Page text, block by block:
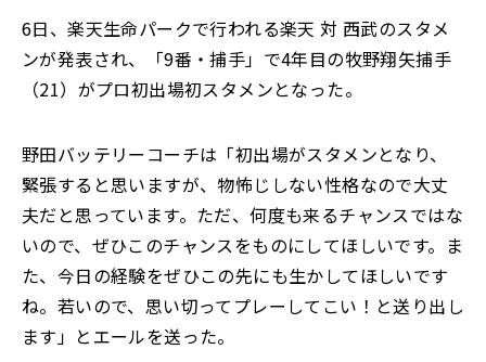
6日、楽天生命パークで行われる楽天 対 西武のスタメ
ンが発表され、「9番・捕手」で4年目の牧野翔矢捕手
（21）がプロ初出場初スタメンとなった。
野田バッテリーコーチは「初出場がスタメンとなり、
緊張すると思いますが、物怖じしない性格なので大丈
夫だと思っています。ただ、何度も来るチャンスではな
いので、ぜひこのチャンスをものにしてほしいです。ま
た、今日の経験をぜひこの先にも生かしてほしいです
ね。若いので、思い切ってプレーしてこい！と送り出し
ます」とエールを送った。